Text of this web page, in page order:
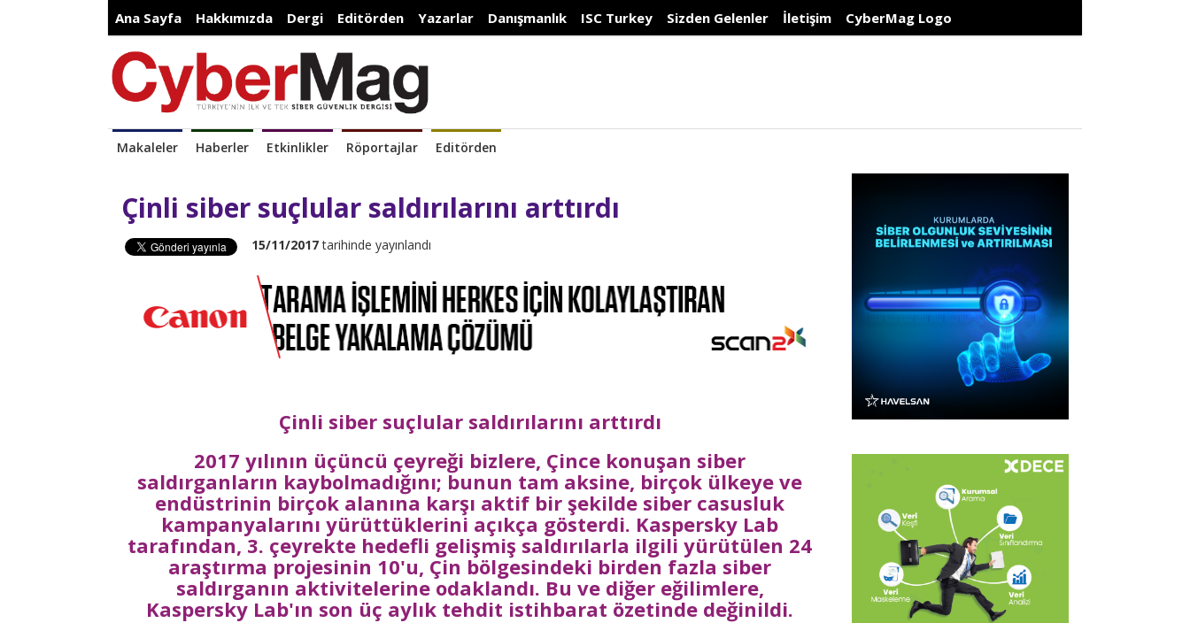
Ana Sayfa Hakkımızda Dergi Editörden Yazarlar Danışmanlık ISC Turkey Sizden Gelenler İletişim CyberMag Logo
Makaleler Haberler Etkinlikler Röportajlar Editörden
Çinli siber suçlular saldırılarını arttırdı
15/11/2017tarihinde yayınlandı
Çinli siber suçlular saldırılarını arttırdı
2017 yılının üçüncü çeyreği bizlere, Çince konuşan siber
saldırganların kaybolmadığını; bunun tam aksine, birçok ülkeye ve
endüstrinin birçok alanına karşı aktif bir şekilde siber casusluk
kampanyalarını yürüttüklerini açıkça gösterdi. Kaspersky Lab
tarafından, 3. çeyrekte hedefli gelişmiş saldırılarla ilgili yürütülen 24
araştırma projesinin 10'u, Çin bölgesindeki birden fazla siber
saldırganın aktivitelerine odaklandı. Bu ve diğer eğilimlere,
Kaspersky Lab'ın son üç aylık tehdit istihbarat özetinde değinildi.